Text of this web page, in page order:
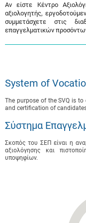
Αν είστε Κέντρο
αξιολογητής,
συμμετάσχετε στις
επαγγελματικών
System of
The purpose of the SVQ is
and certification of
Σύστημα
Σκοπός του ΣΕΠ είναι η
αξιολόγησης και
υποψηφίων.